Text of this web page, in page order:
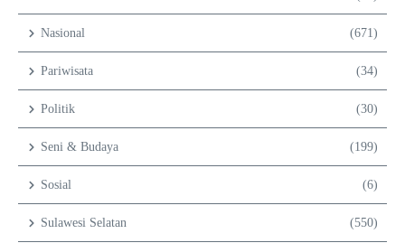
Nasional (671)
Pariwisata (34)
Politik (30)
Seni & Budaya (199)
Sosial (6)
Sulawesi Selatan (550)